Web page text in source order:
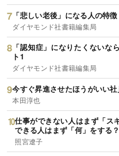
「悲しい老後」になる人の特
ダイヤモンド社書籍編集局
「認知症」になりたくないな
ト1
ダイヤモンド社書籍編集局
今すぐ昇進させたほうがいい
本田淳也
仕事ができない人はまず「ス
できる人はまず「何」をする？
照宮遼子